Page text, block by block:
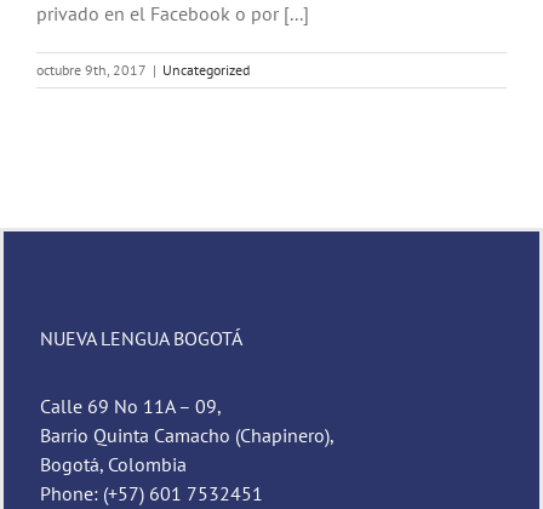
privado en el Facebook o por [...]
octubre 9th, 2017 | Uncategorized
NUEVA LENGUA BOGOTÁ
Calle 69 No 11A – 09,
Barrio Quinta Camacho (Chapinero),
Bogotá, Colombia
Phone: (+57) 601 7532451